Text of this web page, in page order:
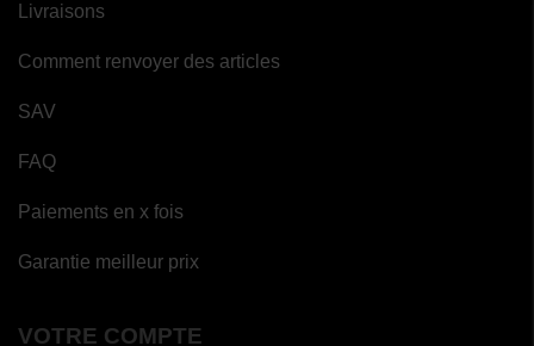
Livraisons
Comment renvoyer des articles
SAV
FAQ
Paiements en x fois
Garantie meilleur prix
VOTRE COMPTE